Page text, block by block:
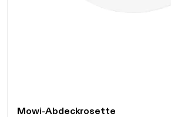
Mowi-Abdeckrosette